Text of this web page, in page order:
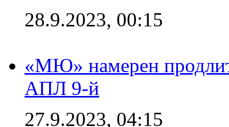
28.9.2023, 00:15
«МЮ» намерен
АПЛ 9-й
27.9.2023, 04:15